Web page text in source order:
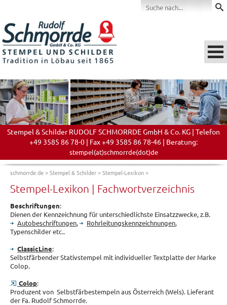
Stempel & Schilder RUDOLF SCHMORRDE GmbH & Co. KG | Telefon
+49 3585 86 78-0 | Fax +49 3585 86 78-46 | Beratung:
stempel(at)schmorrde(dot)de
schmorrde.de>Stempel & Schilder>Stempel-Lexikon>
Stempel-Lexikon | Fachwortverzeichnis
Beschriftungen:
Dienen der Kennzeichnung für unterschiedlichste Einsatzzwecke, z.B.
Autobeschriftungen, Rohrleitungskennzeichnungen,
Typenschilder etc..
ClassicLine:
Selbstfärbender Stativstempel mit individueller Textplatte der Marke
Colop.
Colop:
Produzent von Selbstfärbestempeln aus Österreich (Wels). Lieferant
der Fa. Rudolf Schmorrde.